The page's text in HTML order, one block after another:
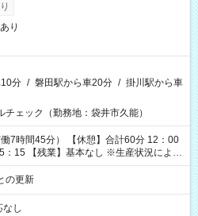
り
分 / 磐田駅から車20分 / 掛川駅から車
ェック（勤務地：袋井市久能）
休憩】合計60分 12：00
産状況によ
する可能性あり
更新
なし